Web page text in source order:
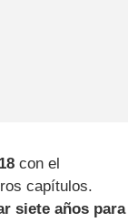
con el
capítulos.
siete años para